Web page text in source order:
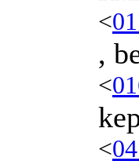
<
,
<
<